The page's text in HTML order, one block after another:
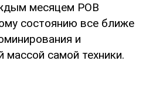
месяцем РОВ
состоянию все ближе
и
самой техники.